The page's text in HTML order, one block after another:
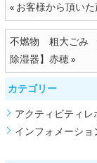
« お客様から頂い
不燃物 粗大ごみ
除湿器】赤穂 »
カテゴリー
アクティビティレ
インフォメーショ